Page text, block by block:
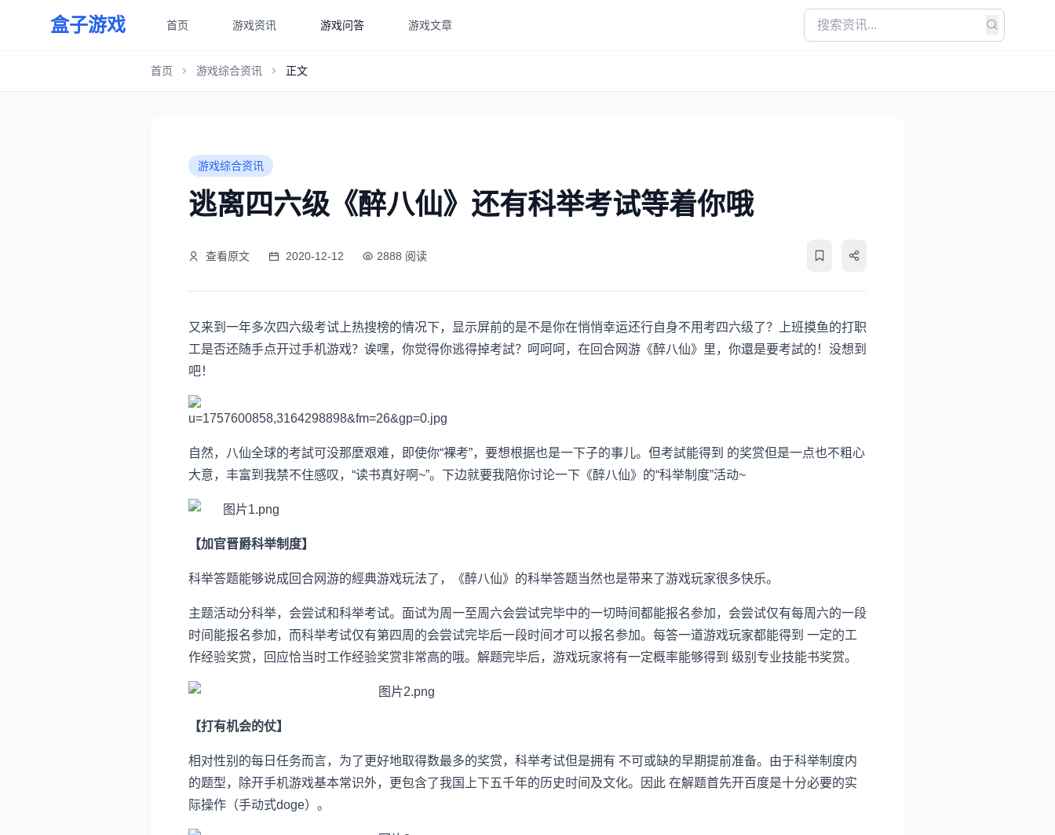
盒子游戏 首页 游戏资讯 游戏问答 游戏文章
首页 游戏综合资讯 正文
游戏综合资讯
逃离四六级《醉八仙》还有科举考试等着你哦
查看原文 2020-12-12 2888 阅读
又来到一年多次四六级考试上热搜榜的情况下，显示屏前的是不是你在悄悄幸运还行自身不用考四六级了？上班摸鱼的打职
工是否还随手点开过手机游戏？诶嘿，你觉得你逃得掉考試？呵呵呵，在回合网游《醉八仙》里，你還是要考試的！没想到
吧！
自然，八仙全球的考試可没那麼艰难，即使你“裸考”，要想根据也是一下子的事儿。但考試能得到 的奖赏但是一点也不粗心
大意，丰富到我禁不住感叹，“读书真好啊~”。下边就要我陪你讨论一下《醉八仙》的“科举制度”活动~
【加官晋爵科举制度】
科举答题能够说成回合网游的經典游戏玩法了，《醉八仙》的科举答题当然也是带来了游戏玩家很多快乐。
主题活动分科举，会尝试和科举考试。面试为周一至周六会尝试完毕中的一切時间都能报名参加，会尝试仅有每周六的一段
时间能报名参加，而科举考试仅有第四周的会尝试完毕后一段时间才可以报名参加。每答一道游戏玩家都能得到 一定的工
作经验奖赏，回应恰当时工作经验奖赏非常高的哦。解题完毕后，游戏玩家将有一定概率能够得到 级别专业技能书奖赏。
【打有机会的仗】
相对性别的每日任务而言，为了更好地取得数最多的奖赏，科举考试但是拥有 不可或缺的早期提前准备。由于科举制度内
的题型，除开手机游戏基本常识外，更包含了我国上下五千年的历史时间及文化。因此 在解题首先开百度是十分必要的实
际操作（手动式doge）。